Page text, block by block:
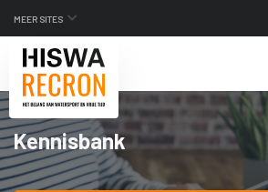
MEER SITES
Kennisbank